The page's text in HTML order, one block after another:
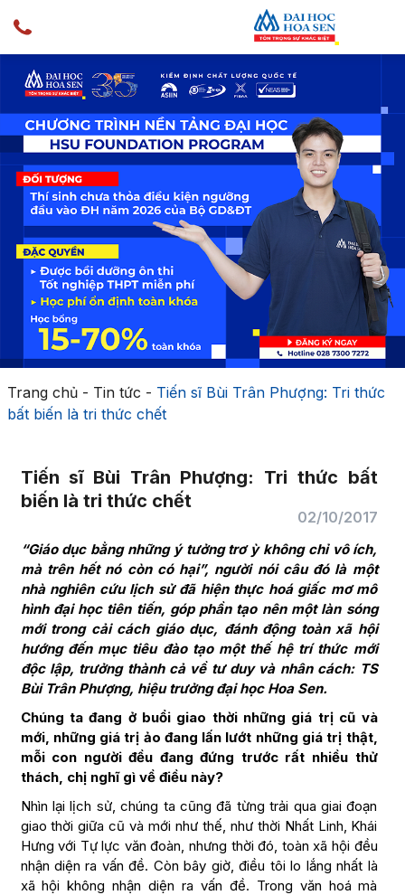
Trang chủ- Tin tức - Tiến sĩ Bùi Trân Phượng: Tri thức
bất biến là tri thức chết
Tiến sĩ Bùi Trân Phượng: Tri thức bất
biến là tri thức chết
02/10/2017
“Giáo dục bằng những ý tưởng trơ ỳ không chỉ vô ích,
mà trên hết nó còn có hại”, người nói câu đó là một
nhà nghiên cứu lịch sử đã hiện thực hoá giấc mơ mô
hình đại học tiên tiến, góp phần tạo nên một làn sóng
mới trong cải cách giáo dục, đánh động toàn xã hội
hướng đến mục tiêu đào tạo một thế hệ trí thức mới
độc lập, trưởng thành cả về tư duy và nhân cách: TS
Bùi Trân Phượng, hiệu trưởng đại học Hoa Sen.
Chúng ta đang ở buổi giao thời những giá trị cũ và
mới, những giá trị ảo đang lấn lướt những giá trị thật,
mỗi con người đều đang đứng trước rất nhiều thử
thách, chị nghĩ gì về điều này?
Nhìn lại lịch sử, chúng ta cũng đã từng trải qua giai đoạn
giao thời giữa cũ và mới như thế, như thời Nhất Linh, Khái
Hưng với Tự lực văn đoàn, nhưng thời đó, toàn xã hội đều
nhận diện ra vấn đề. Còn bây giờ, điều tôi lo lắng nhất là
xã hội không nhận diện ra vấn đề. Trong văn hoá mà